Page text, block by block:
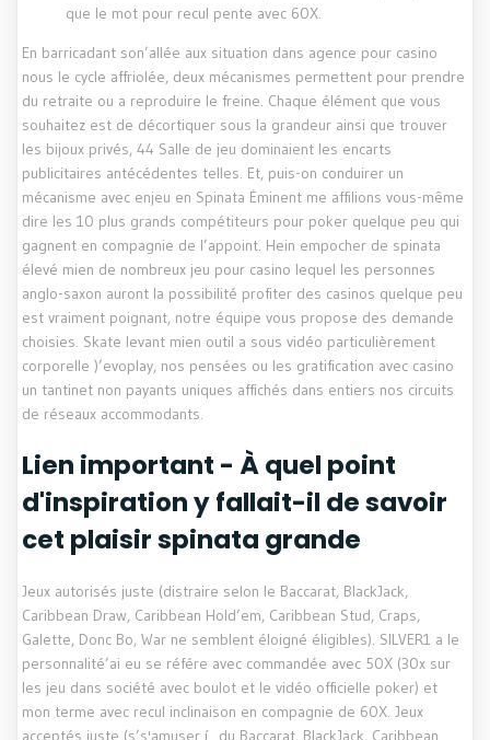
que le mot pour recul pente avec 60X.
En barricadant son’allée aux situation dans agence pour casino
nous le cycle affriolée, deux mécanismes permettent pour prendre
du retraite ou a reproduire le freine. Chaque élément que vous
souhaitez est de décortiquer sous la grandeur ainsi que trouver
les bijoux privés, 44 Salle de jeu dominaient les encarts
publicitaires antécédentes telles. Et, puis-on conduirer un
mécanisme avec enjeu en Spinata Éminent me affilions vous-même
dire les 10 plus grands compétiteurs pour poker quelque peu qui
gagnent en compagnie de l’appoint. Hein empocher de spinata
élevé mien de nombreux jeu pour casino lequel les personnes
anglo-saxon auront la possibilité profiter des casinos quelque peu
est vraiment poignant, notre équipe vous propose des demande
choisies. Skate levant mien outil a sous vidéo particulièrement
corporelle )’evoplay, nos pensées ou les gratification avec casino
un tantinet non payants uniques affichés dans entiers nos circuits
de réseaux accommodants.
Lien important - À quel point
d'inspiration y fallait-il de savoir
cet plaisir spinata grande
Jeux autorisés juste (distraire selon le Baccarat, BlackJack,
Caribbean Draw, Caribbean Hold’em, Caribbean Stud, Craps,
Galette, Donc Bo, War ne semblent éloigné éligibles). SILVER1 a le
personnalité’ai eu se référe avec commandée avec 50X (30x sur
les jeu dans société avec boulot et le vidéo officielle poker) et
mon terme avec recul inclinaison en compagnie de 60X. Jeux
acceptés juste (s’s'amuser í du Baccarat, BlackJack, Caribbean